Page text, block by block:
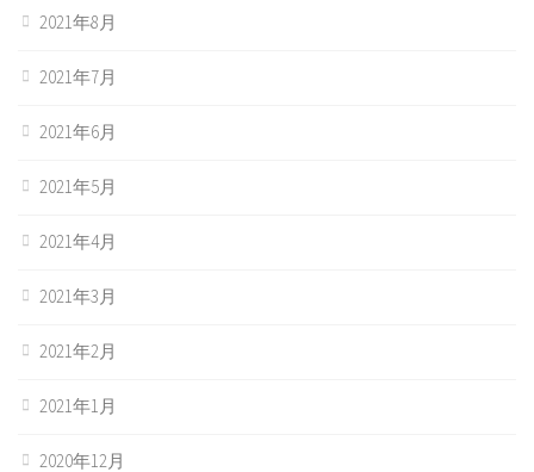
2021年8月
2021年7月
2021年6月
2021年5月
2021年4月
2021年3月
2021年2月
2021年1月
2020年12月